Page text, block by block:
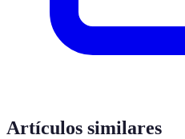
Artículos similares